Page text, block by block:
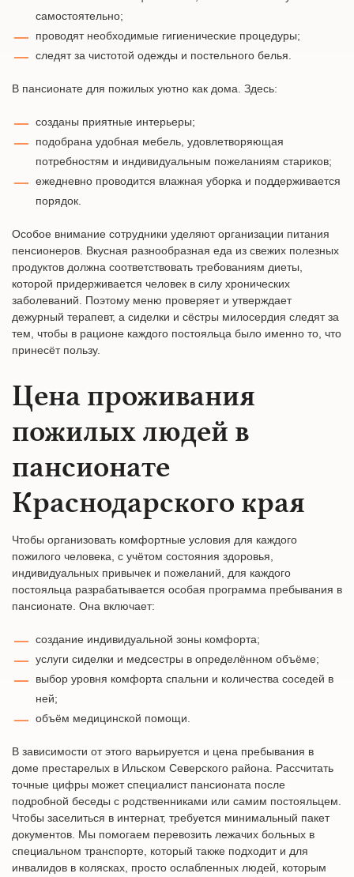
самостоятельно;
проводят необходимые гигиенические процедуры;
следят за чистотой одежды и постельного белья.
В пансионате для пожилых уютно как дома. Здесь:
созданы приятные интерьеры;
подобрана удобная мебель, удовлетворяющая
потребностям и индивидуальным пожеланиям стариков;
ежедневно проводится влажная уборка и поддерживается
порядок.
Особое внимание сотрудники уделяют организации питания
пенсионеров. Вкусная разнообразная еда из свежих полезных
продуктов должна соответствовать требованиям диеты,
которой придерживается человек в силу хронических
заболеваний. Поэтому меню проверяет и утверждает
дежурный терапевт, а сиделки и сёстры милосердия следят за
тем, чтобы в рационе каждого постояльца было именно то, что
принесёт пользу.
Цена проживания
пожилых людей в
пансионате
Краснодарского края
Чтобы организовать комфортные условия для каждого
пожилого человека, с учётом состояния здоровья,
индивидуальных привычек и пожеланий, для каждого
постояльца разрабатывается особая программа пребывания в
пансионате. Она включает:
создание индивидуальной зоны комфорта;
услуги сиделки и медсестры в определённом объёме;
выбор уровня комфорта спальни и количества соседей в
ней;
объём медицинской помощи.
В зависимости от этого варьируется и цена пребывания в
доме престарелых в Ильском Северского района. Рассчитать
точные цифры может специалист пансионата после
подробной беседы с родственниками или самим постояльцем.
Чтобы заселиться в интернат, требуется минимальный пакет
документов. Мы помогаем перевозить лежачих больных в
специальном транспорте, который также подходит и для
инвалидов в колясках, просто ослабленных людей, которым